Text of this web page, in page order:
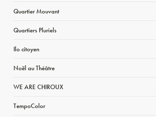
Quartier Mouvant
Quartiers Pluriels
Ilo citoyen
Noël au Théâtre
WE ARE CHIROUX
TempoColor